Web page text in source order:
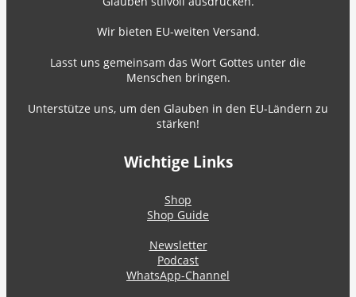
Wir bieten EU-weiten Versand.
Lasst uns gemeinsam das Wort Gottes unter die
Menschen bringen.
Unterstütze uns, um den Glauben in den EU-Ländern zu
stärken!
Wichtige Links
Shop
Shop Guide
Newsletter
Podcast
WhatsApp-Channel